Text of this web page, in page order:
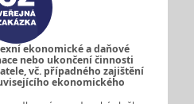
ekonomické a daňové
nebo ukončení činnosti
vč. případného zajištění
ekonomického